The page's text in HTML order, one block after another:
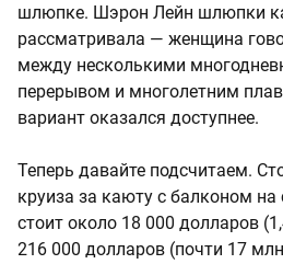
шлюпке. Шэрон Лейн шлюпки
рассматривала — женщина
между несколькими
перерывом и многолетним
вариант оказался доступнее.
Теперь давайте подсчитаем.
круиза за каюту с балконом на
стоит около 18 000 долларов
216 000 долларов (почти 17